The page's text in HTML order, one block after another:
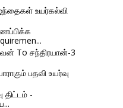
உயர்கல்வி
To சந்திரயான்-3
பதவி உயர்வு
திட்டம் -